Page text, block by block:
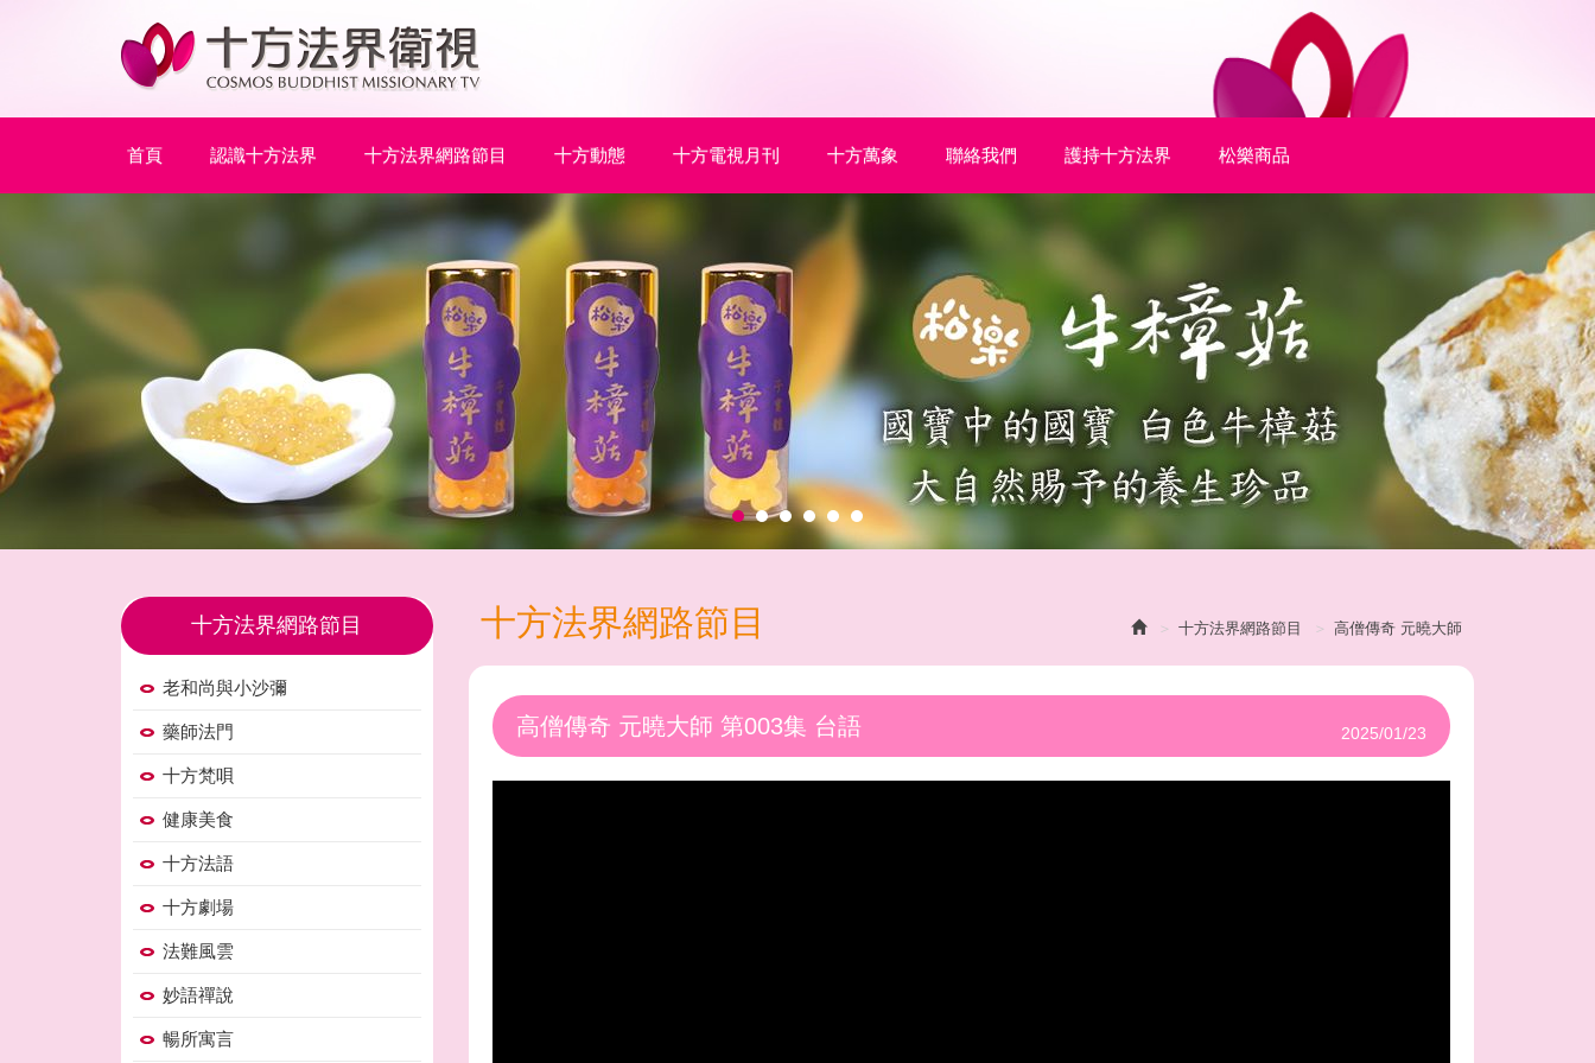
首頁 認識十方法界 十方法界網路節目 十方動態 十方電視月刊 十方萬象 聯絡我們 護持十方法界 松樂商品
十方法界網路節目
老和尚與小沙彌
藥師法門
十方梵唄
健康美食
十方法語
十方劇場
法難風雲
妙語禪說
暢所寓言
十方法界網路節目 高僧傳奇 元曉大師
十方法界網路節目
高僧傳奇 元曉大師 第003集 台語 2025/01/23